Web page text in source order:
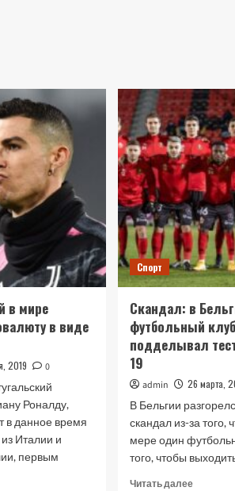
в мире
в виде
2019
0
Роналду,
в данное время
Италии и
первым
Спорт
Скандал: в
футбольный клуб
подделывал
19
admin 26 марта,
В Бельгии
скандал из-за того,
мере один
того, чтобы
Читать далее